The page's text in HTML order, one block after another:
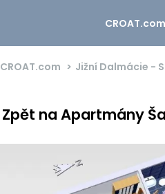
CROAT.com
CROAT.com Jižní Dalmácie -
Zpět na Apartmány